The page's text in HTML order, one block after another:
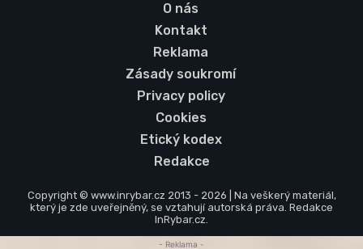
O nás
Kontakt
Reklama
Zásady soukromí
Privacy policy
Cookies
Etický kodex
Redakce
Copyright © www.inrybar.cz 2013 - 2026 | Na veškerý materiál,
který je zde uveřejněný, se vztahují autorská práva. Redakce
InRybar.cz.
- Reklama -